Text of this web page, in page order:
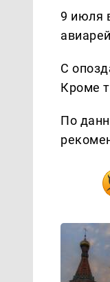
9 июля
С
Кроме
По